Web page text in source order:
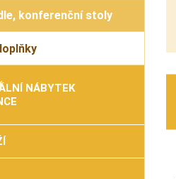
konferenční stoly
NÁBYTEK